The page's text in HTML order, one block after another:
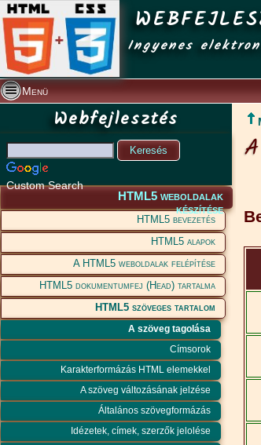
Ingyenes
Menü
Webfejlesztés
Custom Search
HTML5 weboldalak
készítése
HTML5 bevezetés
HTML5 alapok
A HTML5 weboldalak felépítése
HTML5 dokumentumfej (Head) tartalma
HTML5 szöveges tartalom
A szöveg tagolása
Címsorok
Karakterformázás HTML elemekkel
A szöveg változásának jelzése
Általános szövegformázás
Idézetek, címek, szerzők jelolése